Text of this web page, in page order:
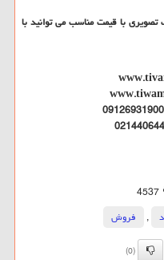
تصویری با قیمت مناسب می توانید با
4537
,
فروش
(0)